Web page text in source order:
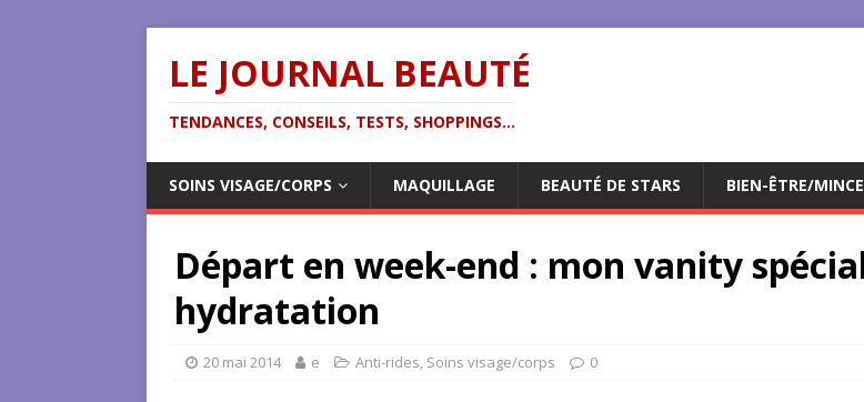
LE JOURNAL BEAUTÉ
TENDANCES, CONSEILS, TESTS, SHOPPINGS...
SOINS VISAGE/CORPS MAQUILLAGE BEAUTÉ DE STARS BIEN-ÊTRE/
Départ en week-end : mon vanity
hydratation
20 mai 2014 e Anti-rides, Soins visage/corps 0